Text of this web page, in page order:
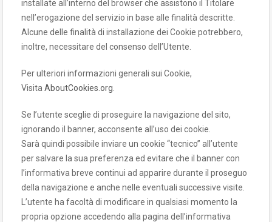
installate all’interno del browser che assistono il Titolare
nell’erogazione del servizio in base alle finalità descritte.
Alcune delle finalità di installazione dei Cookie potrebbero,
inoltre, necessitare del consenso dell’Utente.
Per ulteriori informazioni generali sui Cookie,
Visita AboutCookies.org
Se l’utente sceglie di proseguire la navigazione del sito,
ignorando il banner, acconsente all’uso dei cookie.
Sarà quindi possibile inviare un cookie “tecnico” all’utente
per salvare la sua preferenza ed evitare che il banner con
l’informativa breve continui ad apparire durante il proseguo
della navigazione e anche nelle eventuali successive visite.
L’utente ha facoltà di modificare in qualsiasi momento la
propria opzione accedendo alla pagina dell’informativa